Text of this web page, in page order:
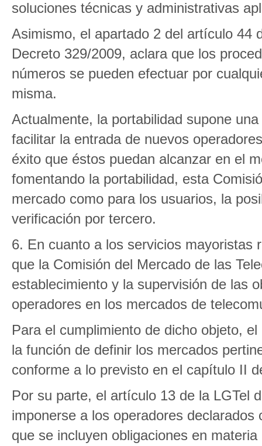
soluciones técnicas y administrativas
Asimismo, el apartado 2 del artículo 44
Decreto 329/2009, aclara que los
números se pueden efectuar por
misma.
Actualmente, la portabilidad supone
facilitar la entrada de nuevos
éxito que éstos puedan alcanzar en el
fomentando la portabilidad, esta
mercado como para los usuarios, la
verificación por tercero.
6. En cuanto a los servicios mayoristas
que la Comisión del Mercado de las
establecimiento y la supervisión de las
operadores en los mercados de
Para el cumplimiento de dicho objeto,
la función de definir los mercados
conforme a lo previsto en el capítulo II
Por su parte, el artículo 13 de la LGTel
imponerse a los operadores
que se incluyen obligaciones en